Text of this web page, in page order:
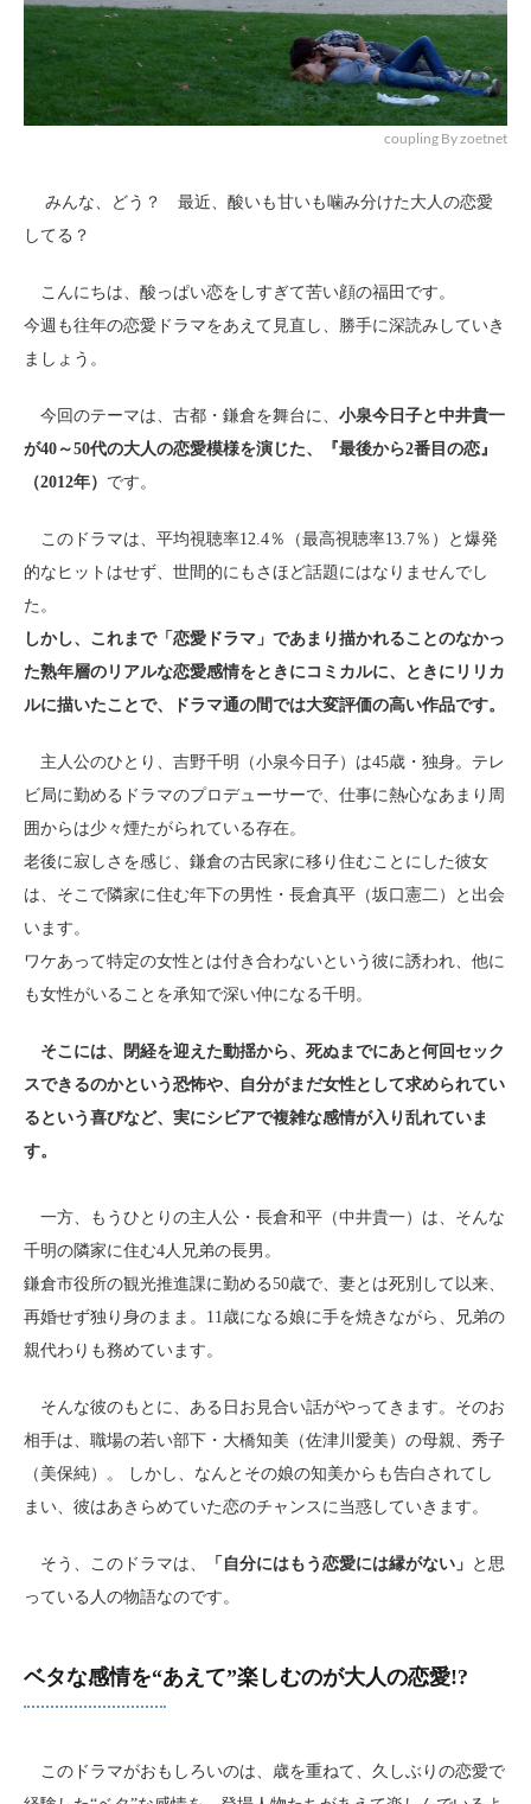
coupling By zoetnet
みんな、どう？ 最近、酸いも甘いも噛み分けた大人の恋愛
してる？
こんにちは、酸っぱい恋をしすぎて苦い顔の福田です。
今週も往年の恋愛ドラマをあえて見直し、勝手に深読みしていき
ましょう。
今回のテーマは、古都・鎌倉を舞台に、 小泉今日子と中井貴一
が40～50代の大人の恋愛模様を演じた、『最後から2番目の恋』
（2012年） です。
このドラマは、平均視聴率12.4％（最高視聴率13.7％）と爆発
的なヒットはせず、世間的にもさほど話題にはなりませんでし
た。
しかし、これまで「恋愛ドラマ」であまり描かれることのなかっ
た熟年層のリアルな恋愛感情をときにコミカルに、ときにリリカ
ルに描いたことで、ドラマ通の間では大変評価の高い作品です。
主人公のひとり、吉野千明（小泉今日子）は45歳・独身。テレ
ビ局に勤めるドラマのプロデューサーで、仕事に熱心なあまり周
囲からは少々煙たがられている存在。
老後に寂しさを感じ、鎌倉の古民家に移り住むことにした彼女
は、そこで隣家に住む年下の男性・長倉真平（坂口憲二）と出会
います。
ワケあって特定の女性とは付き合わないという彼に誘われ、他に
も女性がいることを承知で深い仲になる千明。
そこには、閉経を迎えた動揺から、死ぬまでにあと何回セック
スできるのかという恐怖や、自分がまだ女性として求められてい
るという喜びなど、実にシビアで複雑な感情が入り乱れていま
す。
一方、もうひとりの主人公・長倉和平（中井貴一）は、そんな
千明の隣家に住む4人兄弟の長男。
鎌倉市役所の観光推進課に勤める50歳で、妻とは死別して以来、
再婚せず独り身のまま。11歳になる娘に手を焼きながら、兄弟の
親代わりも務めています。
そんな彼のもとに、ある日お見合い話がやってきます。そのお
相手は、職場の若い部下・大橋知美（佐津川愛美）の母親、秀子
（美保純）。 しかし、なんとその娘の知美からも告白されてし
まい、彼はあきらめていた恋のチャンスに当惑していきます。
そう、このドラマは、 「自分にはもう恋愛には縁がない」 と思
っている人の物語なのです。
ベタな感情を“あえて”楽しむのが大人の恋愛!?
このドラマがおもしろいのは、歳を重ねて、久しぶりの恋愛で